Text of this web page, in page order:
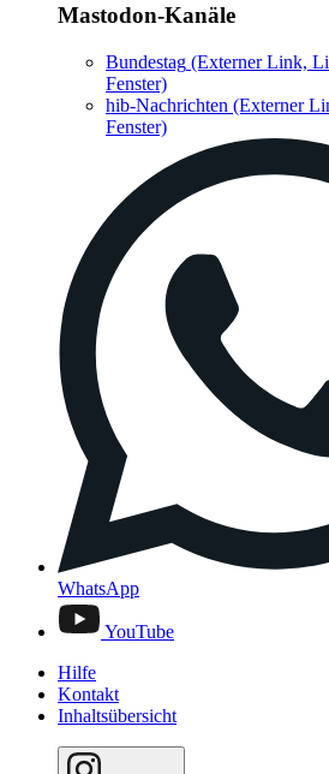
Mastodon-Kanäle
Bundestag (Externer Link,
Fenster)
hib-Nachrichten (Externer
Fenster)
WhatsApp
YouTube
Hilfe
Kontakt
Inhaltsübersicht